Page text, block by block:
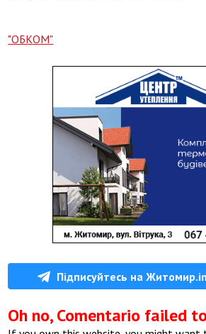
"ОБКОМ"
Підписуйтесь на
Oh no, Comentario failed